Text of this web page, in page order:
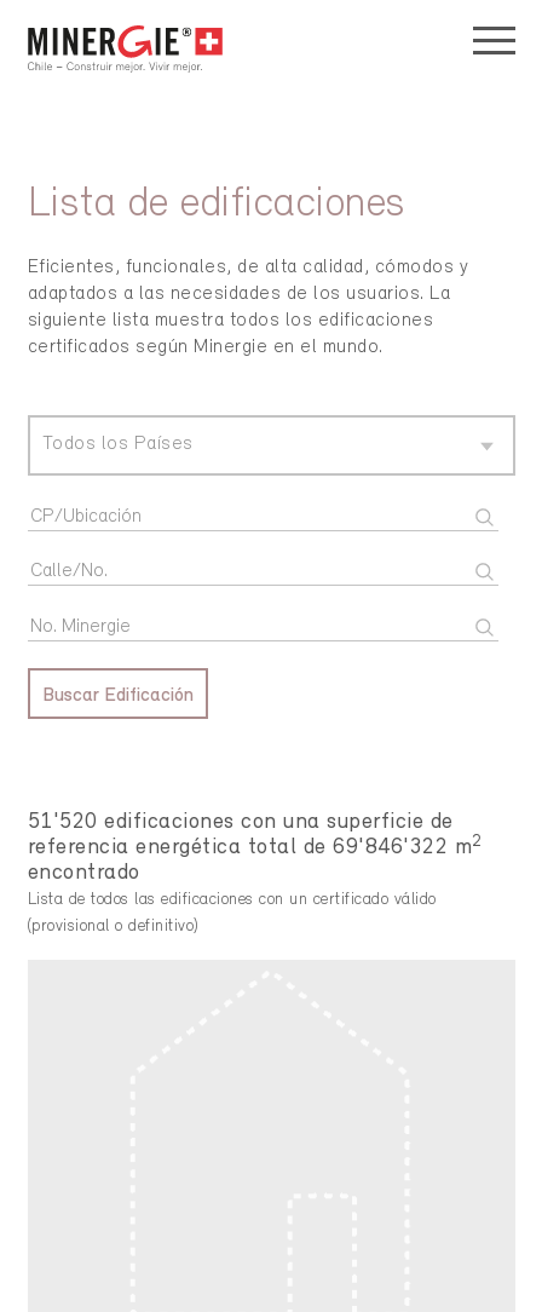
Lista de edificaciones
Eficientes, funcionales, de alta calidad, cómodos y
adaptados a las necesidades de los usuarios. La
siguiente lista muestra todos los edificaciones
certificados según Minergie en el mundo.
Todos los Países
Buscar Edificación
51'520 edificaciones con una superficie de
referencia energética total de 69'846'322 m2
encontrado
Lista de todos las edificaciones con un certificado válido
(provisional o definitivo)